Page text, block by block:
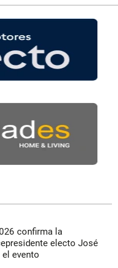
confirma la
electo José
el evento